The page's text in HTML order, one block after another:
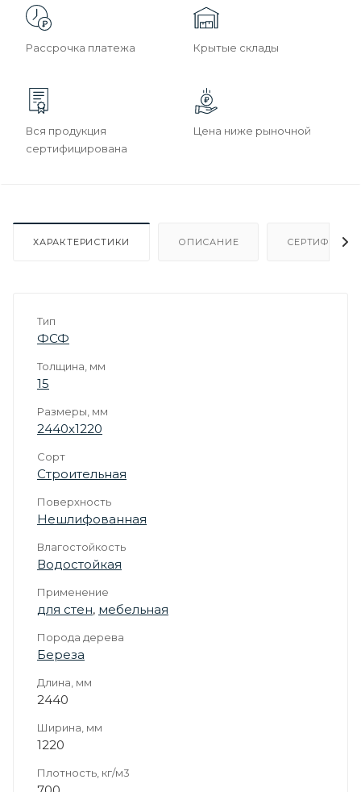
Рассрочка платежа Крытые склады
Вся продукция
сертифицирована
Цена ниже рыночной
ХАРАКТЕРИСТИКИ ОПИСАНИЕ
Тип
ФСФ
Толщина, мм
15
Размеры, мм
2440х1220
Сорт
Строительная
Поверхность
Нешлифованная
Влагостойкость
Водостойкая
Применение
для стен, мебельная
Порода дерева
Береза
Длина, мм
2440
Ширина, мм
1220
Плотность, кг/м3